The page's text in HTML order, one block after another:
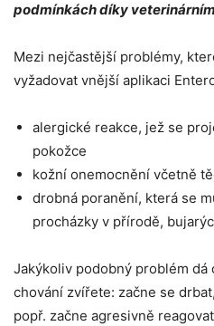
podmínkách díky
Mezi nejčastější problémy,
vyžadovat vnější aplikaci
alergické reakce, jež se
pokožce
kožní onemocnění včetně
drobná poranění, která se
procházky v přírodě,
Jakýkoliv podobný problém
chování zvířete: začne se
popř. začne agresivně